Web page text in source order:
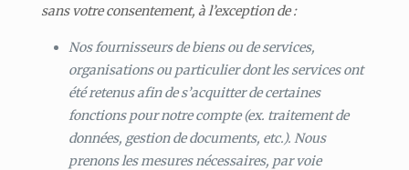
sans votre consentement, à l’exception de :
Nos fournisseurs de biens ou de services,
organisations ou particulier dont les services ont
été retenus afin de s’acquitter de certaines
fonctions pour notre compte (ex. traitement de
données, gestion de documents, etc.). Nous
prenons les mesures nécessaires, par voie